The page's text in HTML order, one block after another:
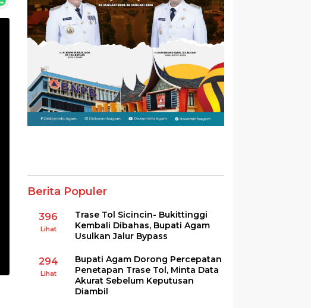
Berita Populer
396
Lihat
Trase Tol Sicincin- Bukittinggi
Kembali Dibahas, Bupati Agam
Usulkan Jalur Bypass
294
Lihat
Bupati Agam Dorong Percepatan
Penetapan Trase Tol, Minta Data
Akurat Sebelum Keputusan
Diambil